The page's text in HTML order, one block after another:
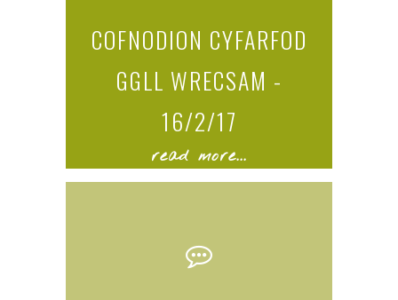
COFNODION CYFARFOD
GGLL WRECSAM -
16/2/17
read more...